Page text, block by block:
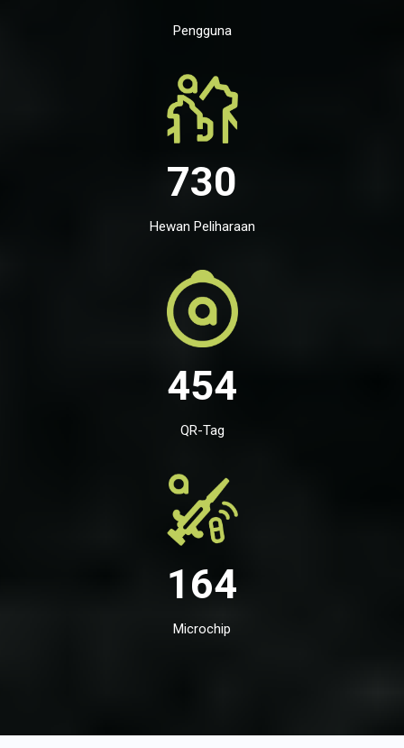
Pengguna
730
Hewan Peliharaan
454
QR-Tag
164
Microchip